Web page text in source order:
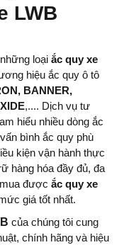
LWB
loại ắc quy xe
hiệu ắc quy ô tô
BANNER,
,.... Dịch vụ tư
hiểu nhiều dòng ắc
bình ắc quy phù
kiện vận hành thực
hàng hóa đầy đủ, đa
được ắc quy xe
giá tốt nhất.
của chúng tôi cung
chính hãng và hiệu